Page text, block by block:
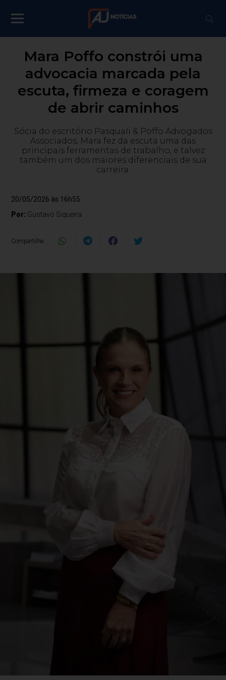
Mara Poffo constrói uma
advocacia marcada pela
escuta, firmeza e coragem
de abrir caminhos
Sócia do escritório Pasquali & Poffo Advogados
Associados, Mara fez da escuta uma das
principais ferramentas de trabalho, e talvez
também um dos maiores diferenciais de sua
carreira.
20/05/2026 às 16h55
Por: Gustavo Siqueira
Compartilhe: